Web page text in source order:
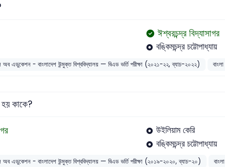
ঈশ্বরচন্দ্র বিদ্যাসাগর
বঙ্কিমচন্দ্র চট্টোপাধ্যায়
এডুকেশন - বাংলাদেশ উন্মুক্ত বিশ্ববিদ্যালয় — বিএড ভর্তি পরীক্ষা (২০২১-২২, ব্যাচ-২০২২) বাংলা
কাকে?
উইলিয়াম কেরি
বঙ্কিমচন্দ্র চট্টোপাধ্যায়
এডুকেশন - বাংলাদেশ উন্মুক্ত বিশ্ববিদ্যালয় — বিএড ভর্তি পরীক্ষা (২০১৯-২০২০, ব্যাচ-২০) বাংলা